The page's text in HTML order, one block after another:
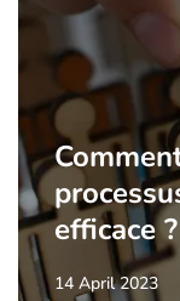
efficace ?
14 April 2023